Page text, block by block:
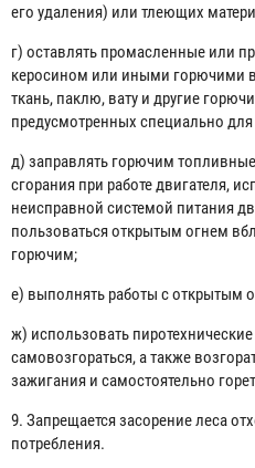
его удаления) или тлеющих
г) оставлять промасленные или
керосином или иными горючими
ткань, паклю, вату и другие
предусмотренных специально для
д) заправлять горючим
сгорания при работе двигателя,
неисправной системой питания
пользоваться открытым огнем
горючим;
е) выполнять работы с открытым
ж) использовать
самовозгораться, а также
зажигания и самостоятельно
9. Запрещается засорение леса
потребления.